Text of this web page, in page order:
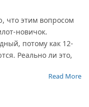
что этим вопросом
новичок.
потому как 12-
Реально ли это,
Read More